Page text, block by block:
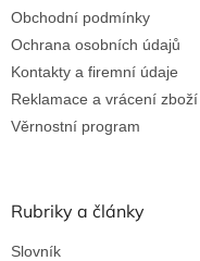
Obchodní podmínky
Ochrana osobních údajů
Kontakty a firemní údaje
Reklamace a vrácení zboží
Věrnostní program
Rubriky a články
Slovník